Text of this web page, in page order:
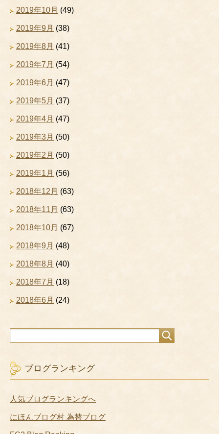
2019年10月 (49)
2019年9月 (38)
2019年8月 (41)
2019年7月 (54)
2019年6月 (47)
2019年5月 (37)
2019年4月 (47)
2019年3月 (50)
2019年2月 (50)
2019年1月 (56)
2018年12月 (63)
2018年11月 (63)
2018年10月 (67)
2018年9月 (48)
2018年8月 (40)
2018年7月 (18)
2018年6月 (24)
ブログランキング
人気ブログランキングへ
にほんブログ村 為替ブログ